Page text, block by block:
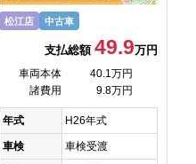
松江店 中古車
支払総額49.9万円
車両本体
40.1万円
諸費用
9.8万円
年式 H26年式
車検 車検受渡